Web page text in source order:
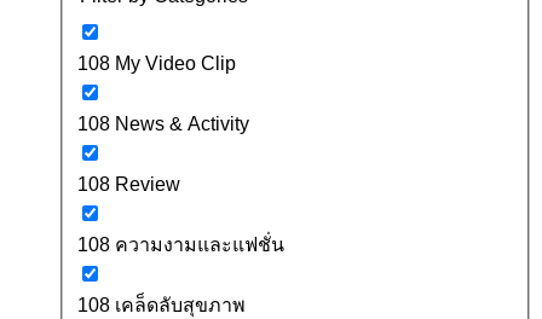
108 My Video Clip
108 News & Activity
108 Review
108 ความงามและแฟชั่น
108 เคล็ดลับสุขภาพ